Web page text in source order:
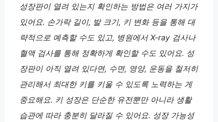
성장판이 열려 있는지 확인하는 방법은 여러 가지가
있어요. 손가락 길이, 발 크기, 키 변화 등을 통해 대
략적으로 예측할 수도 있고, 병원에서 X-ray 검사나
혈액 검사를 통해 정확하게 확인할 수도 있어요. 성
장판이 아직 열려 있다면, 수면, 영양, 운동을 철저히
관리해서 최대한 키를 키울 수 있도록 노력하는 게
중요해요. 키 성장은 단순한 유전뿐만 아니라 생활
습관에 따라 충분히 달라질 수 있어요. 성장 가능성